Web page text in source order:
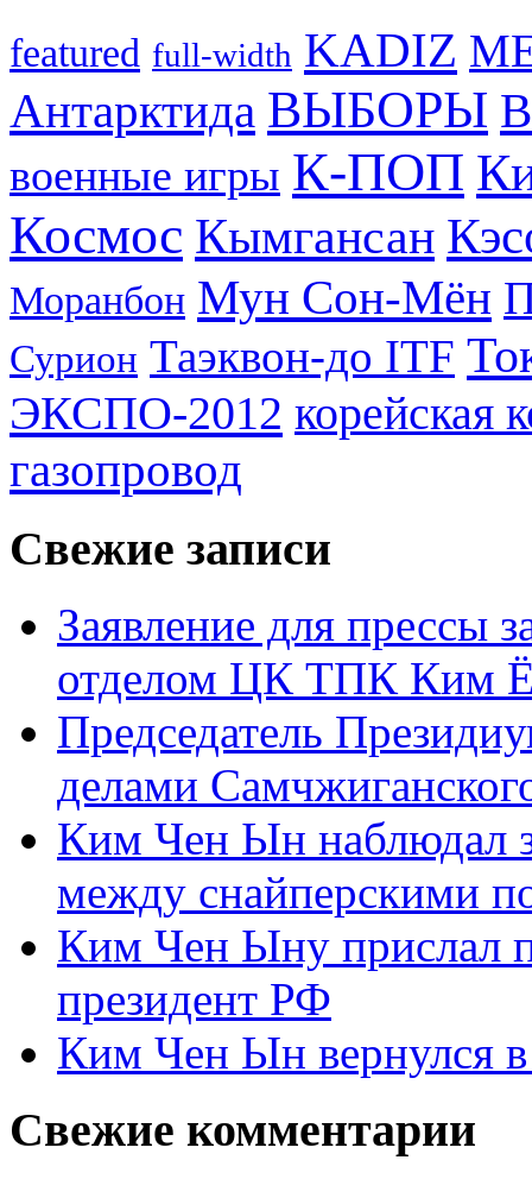
featured full-width KADIZ
Антарктида ВЫБОРЫ
военные игры К-ПОП
Космос Кымгансан
Моранбон Мун Сон-Мён
Сурион Таэквон-до ITF
ЭКСПО-2012 корейская
газопровод
Свежие записи
Заявление для прессы
отделом ЦК ТПК Ким
Председатель
делами
Ким Чен Ын наблюдал
между снайперскими
Ким Чен Ыну прислал
президент РФ
Ким Чен Ын вернулся
Свежие комментарии